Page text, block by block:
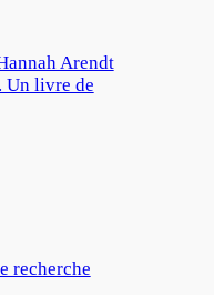
Arendt
Un livre de
recherche